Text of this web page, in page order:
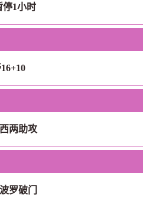
停1小时
两助攻
罗破门